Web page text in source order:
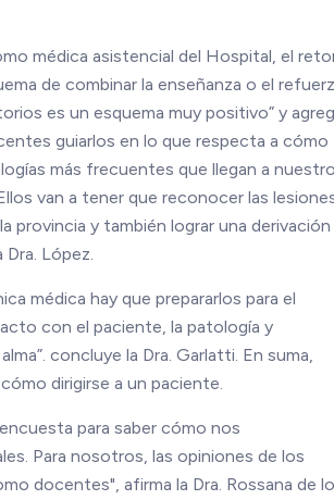
médica asistencial del Hospital, el
de combinar la enseñanza o el
es un esquema muy positivo” y
guiarlos en lo que respecta a cómo
más frecuentes que llegan a
van a tener que reconocer las
provincia y también lograr una derivación
López.
médica hay que prepararlos para el
con el paciente, la patología y
concluye la Dra. Garlatti. En suma,
dirigirse a un paciente.
para saber cómo nos
Para nosotros, las opiniones de los
docentes", afirma la Dra. Rossana de